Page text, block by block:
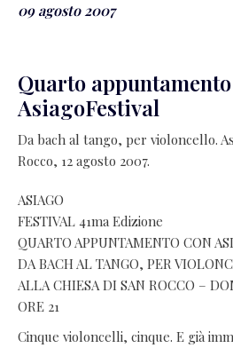
09 agosto 2007
Quarto
AsiagoFestival
Da bach al tango, per violoncello.
Rocco, 12 agosto 2007.
ASIAGO
FESTIVAL 41ma Edizione
QUARTO APPUNTAMENTO CON
DA BACH AL TANGO, PER
ALLA CHIESA DI SAN ROCCO –
ORE 21
Cinque violoncelli, cinque. E già